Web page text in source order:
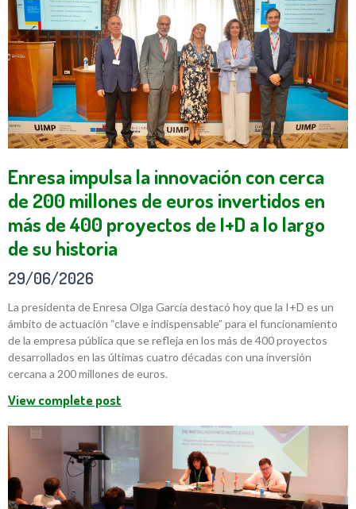
Enresa impulsa la innovación con cerca
de 200 millones de euros invertidos en
más de 400 proyectos de I+D a lo largo
de su historia
29/06/2026
La presidenta de Enresa Olga García destacó hoy que la I+D es un
ámbito de actuación “clave e indispensable” para el funcionamiento
de la empresa pública que se refleja en los más de 400 proyectos
desarrollados en las últimas cuatro décadas con una inversión
cercana a 200 millones de euros.
View complete post